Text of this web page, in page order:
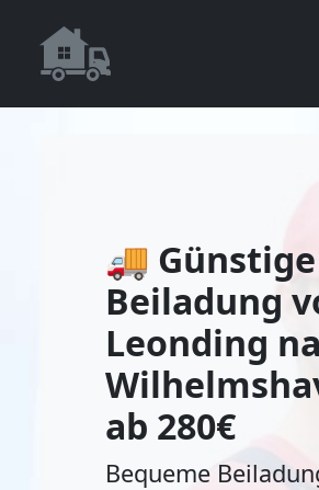
🚚 Günstige
Beiladung
Leonding
ab 280€
Bequeme